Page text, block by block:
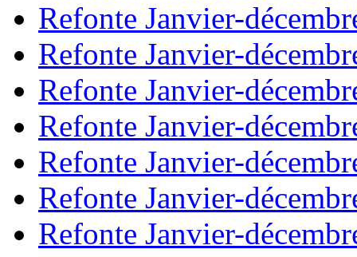
Refonte Janvier-
Refonte Janvier-
Refonte Janvier-
Refonte Janvier-
Refonte Janvier-
Refonte Janvier-
Refonte Janvier-